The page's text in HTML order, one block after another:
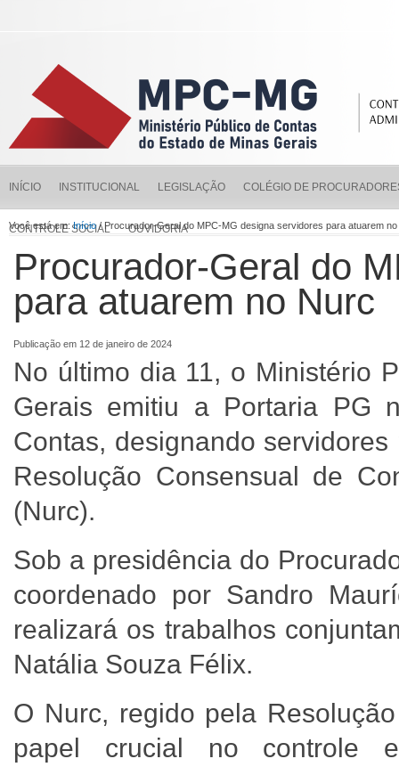
INÍCIO INSTITUCIONAL LEGISLAÇÃO COLÉGIO DE
CONTROLE SOCIAL OUVIDORIA
Você está em:Início/ Procurador-Geral do MPC-MG designa servidores para atuarem
Procurador-Geral do
para atuarem no Nurc
Publicação em 12 de janeiro de 2024
No último dia 11, o Ministério
Gerais emitiu a Portaria PG
Contas, designando
Resolução Consensual de
(Nurc).
Sob a presidência do
coordenado por Sandro
realizará os trabalhos
Natália Souza Félix.
O Nurc, regido pela
papel crucial no controle